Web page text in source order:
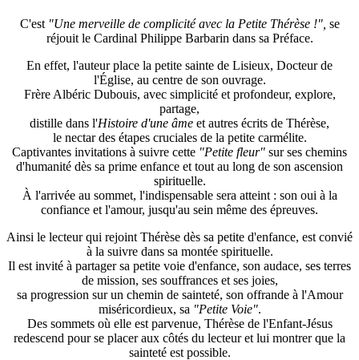
C'est "Une merveille de complicité avec la Petite Thérèse !", se
réjouit le Cardinal Philippe Barbarin dans sa Préface.
En effet, l'auteur place la petite sainte de Lisieux, Docteur de
l'Église, au centre de son ouvrage.
Frère Albéric Dubouis, avec simplicité et profondeur, explore,
partage,
distille dans l'Histoire d'une âme et autres écrits de Thérèse,
le nectar des étapes cruciales de la petite carmélite.
Captivantes invitations à suivre cette "Petite fleur" sur ses chemins
d'humanité dès sa prime enfance et tout au long de son ascension
spirituelle.
À l'arrivée au sommet, l'indispensable sera atteint : son oui à la
confiance et l'amour, jusqu'au sein même des épreuves.
Ainsi le lecteur qui rejoint Thérèse dès sa petite d'enfance, est convié
à la suivre dans sa montée spirituelle.
Il est invité à partager sa petite voie d'enfance, son audace, ses terres
de mission, ses souffrances et ses joies,
sa progression sur un chemin de sainteté, son offrande à l'Amour
miséricordieux, sa "Petite Voie".
Des sommets où elle est parvenue, Thérèse de l'Enfant-Jésus
redescend pour se placer aux côtés du lecteur et lui montrer que la
sainteté est possible.